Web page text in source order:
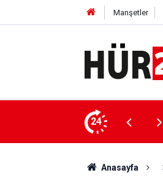
Manşetler
24
gram uyuşturucu ele geçirildi
Anasayfa